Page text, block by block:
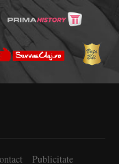
Publicitate